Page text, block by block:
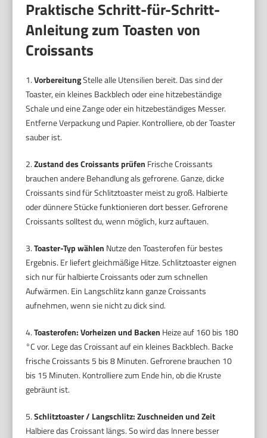
Praktische Schritt-für-Schritt-
Anleitung zum Toasten von
Croissants
1.VorbereitungStelle alle Utensilien bereit. Das sind der
Toaster, ein kleines Backblech oder eine hitzebeständige
Schale und eine Zange oder ein hitzebeständiges Messer.
Entferne Verpackung und Papier. Kontrolliere, ob der Toaster
sauber ist.
2.Zustand des Croissants prüfen Frische Croissants
brauchen andere Behandlung als gefrorene. Ganze, dicke
Croissants sind für Schlitztoaster meist zu groß. Halbierte
oder dünnere Stücke funktionieren dort besser. Gefrorene
Croissants solltest du, wenn möglich, kurz auftauen.
3.Toaster-Typ wählen Nutze den Toasterofen für bestes
Ergebnis. Er liefert gleichmäßige Hitze. Schlitztoaster eignen
sich nur für halbierte Croissants oder zum schnellen
Aufwärmen. Ein Langschlitz kann ganze Croissants
aufnehmen, wenn sie nicht zu dick sind.
4.Toasterofen: Vorheizen und Backen Heize auf 160 bis 180
°C vor. Lege das Croissant auf ein kleines Backblech. Backe
frische Croissants 5 bis 8 Minuten. Gefrorene brauchen 10
bis 15 Minuten. Kontrolliere zum Ende hin, ob die Kruste
gebräunt ist.
5.Schlitztoaster / Langschlitz: Zuschneiden und Zeit
Halbiere das Croissant längs. So wird das Innere besser